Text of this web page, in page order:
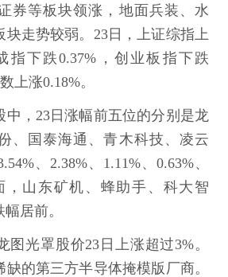
券等板块领涨，地面兵装、水
块走势较弱。23日，上证综指上
指下跌0.37%，创业板指下跌
上涨0.18%。
中，23日涨幅前五位的分别是龙
、国泰海通、青木科技、凌云
、2.38%、1.11%、0.63%、
，山东矿机、蜂助手、科大智
居前。
图光罩股价23日上涨超过3%。
的第三方半导体掩模版厂商。